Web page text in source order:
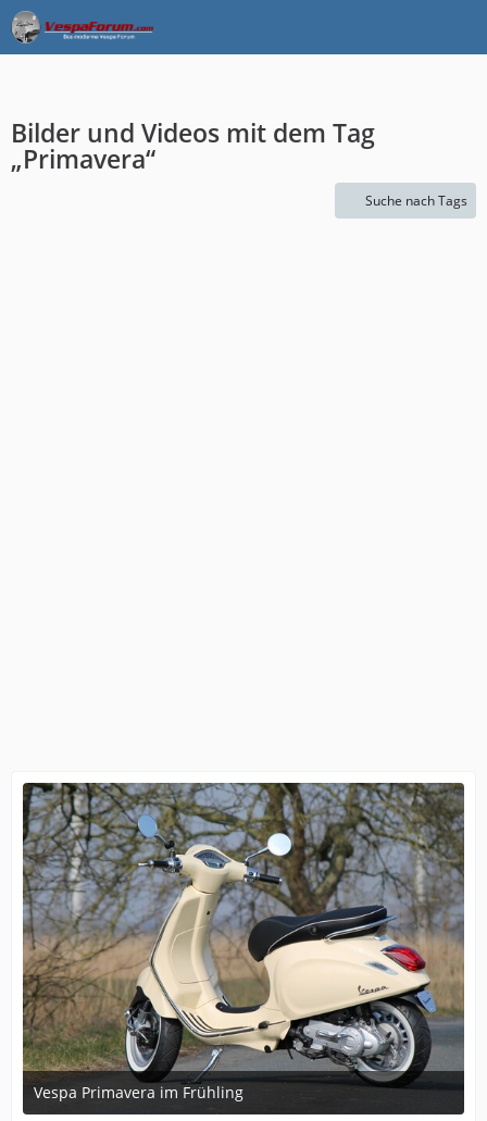
Bilder und Videos mit dem Tag
„Primavera“
Suche nach Tags
Vespa Primavera im Frühling
March 27, 2018 at 17:12